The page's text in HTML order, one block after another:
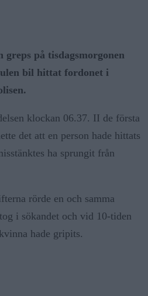
på tisdagsmorgonen
bil hittat fordonet i
klockan 06.37. II de första
det att en person hade hittats
ha sprungit från
rörde en och samma
i sökandet och vid 10-tiden
hade gripits.